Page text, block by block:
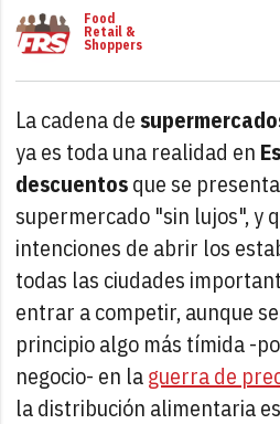
Food
Retail &
Shoppers
La cadena de
ya es toda una realidad en
descuentosque se
supermercado "sin lujos", y
intenciones de abrir los
todas las ciudades
entrar a competir, aunque
principio algo más tímida -
negocio- en laguerra de
la distribución alimentaria